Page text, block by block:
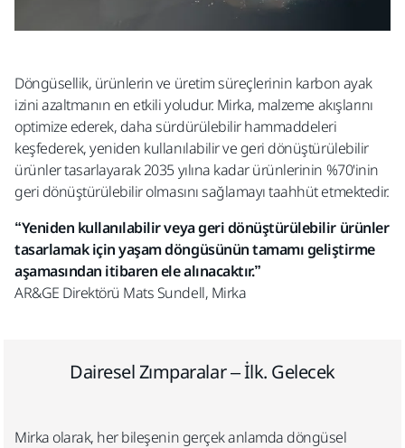
Döngüsellik, ürünlerin ve üretim süreçlerinin karbon ayak
izini azaltmanın en etkili yoludur. Mirka, malzeme akışlarını
optimize ederek, daha sürdürülebilir hammaddeleri
keşfederek, yeniden kullanılabilir ve geri dönüştürülebilir
ürünler tasarlayarak 2035 yılına kadar ürünlerinin %70'inin
geri dönüştürülebilir olmasını sağlamayı taahhüt etmektedir.
“Yeniden kullanılabilir veya geri dönüştürülebilir ürünler
tasarlamak için yaşam döngüsünün tamamı geliştirme
aşamasından itibaren ele alınacaktır.”
AR&GE Direktörü Mats Sundell, Mirka
Dairesel Zımparalar – İlk. Gelecek​
Mirka olarak, her bileşenin gerçek anlamda döngüsel